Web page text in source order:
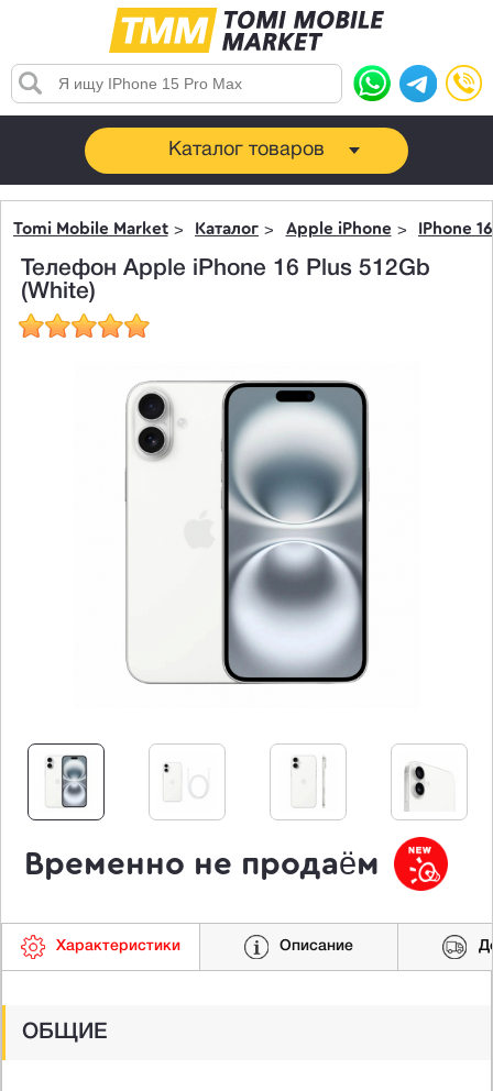
Каталог товаров
Tomi Mobile Market Каталог Apple iPhone IPhone
Телефон Apple iPhone 16 Plus 512Gb
(White)
Временно не продаём
Характеристики Описание
ОБЩИЕ